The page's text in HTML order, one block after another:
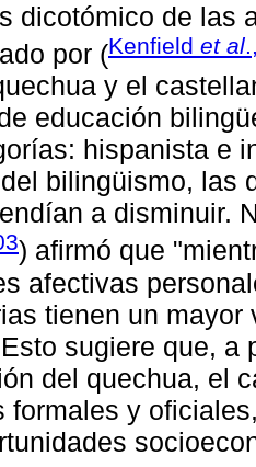
dicotómico de las
por (Kenfield et al
y el
educación
hispanista e
bilingüismo, las
a disminuir.
) afirmó que
afectivas
tienen un
sugiere que, a
del quechua, el
formales y